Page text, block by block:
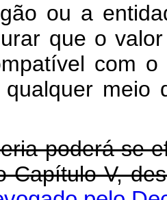
ou a
que o
com
meio
poderá se
Capítulo V,